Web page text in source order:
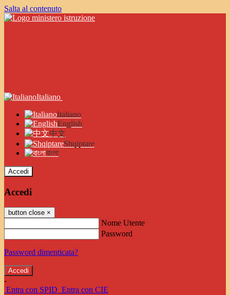
Salta al contenuto
Italiano
Italiano
English
中文
Shqiptare
বাংলা
Accedi
Accedi
button close ×
Nome Utente
Password
Password dimenticata?
-
Entra con SPID Entra con CIE